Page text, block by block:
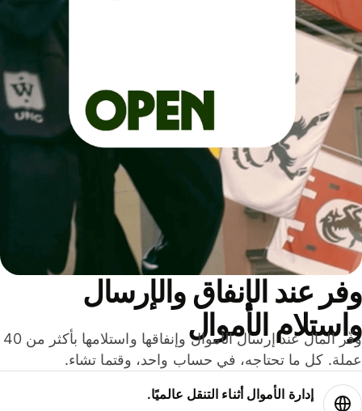
عند الإنفاق والإرسال
الأموال
وفّر المال عند إرسال الأموال وإنفاقها واستلامها بأكثر من 40
كل ما تحتاجه، في حساب واحد، وقتما تشاء.
إدارة الأموال أثناء التنقل عالميًا.